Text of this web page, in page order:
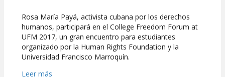
Rosa María Payá, activista cubana por los derechos
humanos, participará en el College Freedom Forum at
UFM 2017, un gran encuentro para estudiantes
organizado por la Human Rights Foundation y la
Universidad Francisco Marroquín.
Leer más